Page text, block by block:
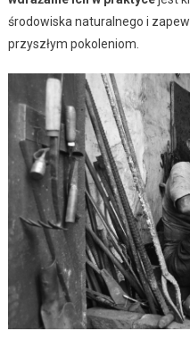
środowiska naturalnego i
przyszłym pokoleniom.